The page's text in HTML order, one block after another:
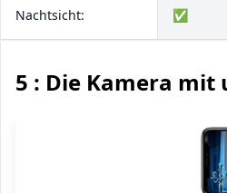
Nachtsicht: ✅
5 : Die Kamera